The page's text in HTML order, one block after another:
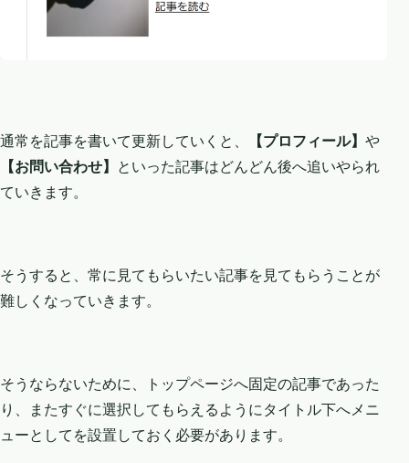
通常を記事を書いて更新していくと、 【プロフィール】 や
【お問い合わせ】 といった記事はどんどん後へ追いやられ
ていきます。
そうすると、常に見てもらいたい記事を見てもらうことが
難しくなっていきます。
そうならないために、トップページへ固定の記事であった
り、またすぐに選択してもらえるようにタイトル下へメニ
ューとしてを設置しておく必要があります。